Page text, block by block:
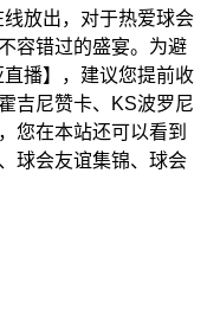
放出，对于热爱球会
容错过的盛宴。为避
播】，建议您提前收
吉尼赞卡、KS波罗尼
您在本站还可以看到
球会友谊集锦、球会